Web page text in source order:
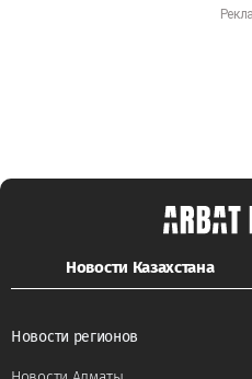
Новости Казахстана
Новости регионов